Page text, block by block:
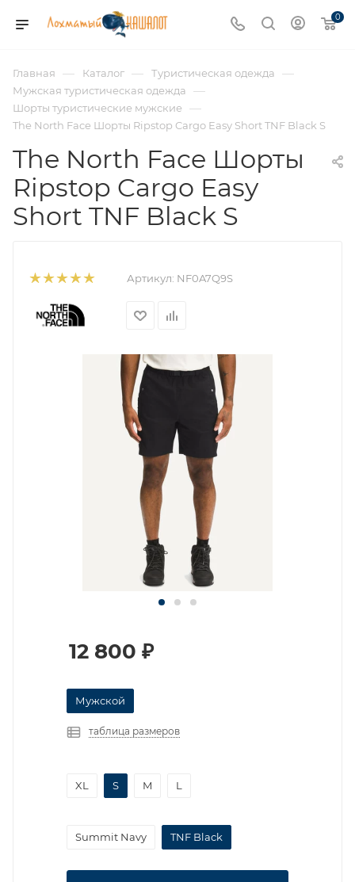
0
Главная — Каталог — Туристическая одежда —
Мужская туристическая одежда —
Шорты туристические мужские —
The North Face Шорты Ripstop Cargo Easy Short TNF Black S
The North Face Шорты
Ripstop Cargo Easy
Short TNF Black S
Артикул: NF0A7Q9S
12 800 ₽
Мужской
таблица размеров
XL S M L
Summit Navy TNF Black